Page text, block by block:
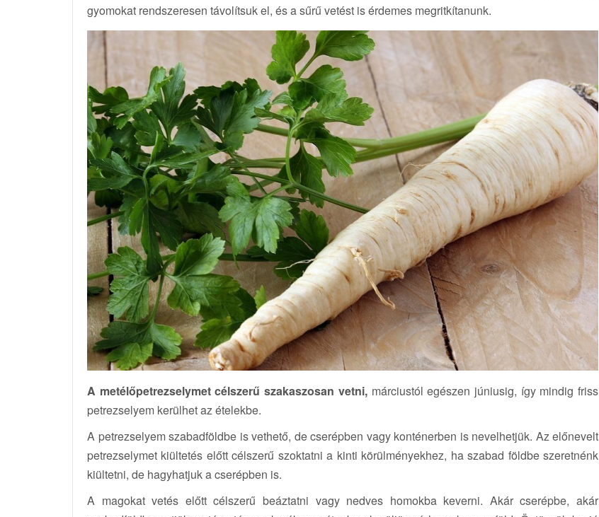
gyomokat rendszeresen távolítsuk el, és a sűrű vetést is érdemes megritkítanunk.
A metélőpetrezselymet célszerű szakaszosan vetni,márciustól egészen júniusig, így mindig friss
petrezselyem kerülhet az ételekbe.
A petrezselyem szabadföldbe is vethető, de cserépben vagy konténerben is nevelhetjük. Az előnevelt
petrezselymet kiültetés előtt célszerű szoktatni a kinti körülményekhez, ha szabad földbe szeretnénk
kiültetni, de hagyhatjuk a cserépben is.
A magokat vetés előtt célszerű beáztatni vagy nedves homokba keverni. Akár cserépbe, akár